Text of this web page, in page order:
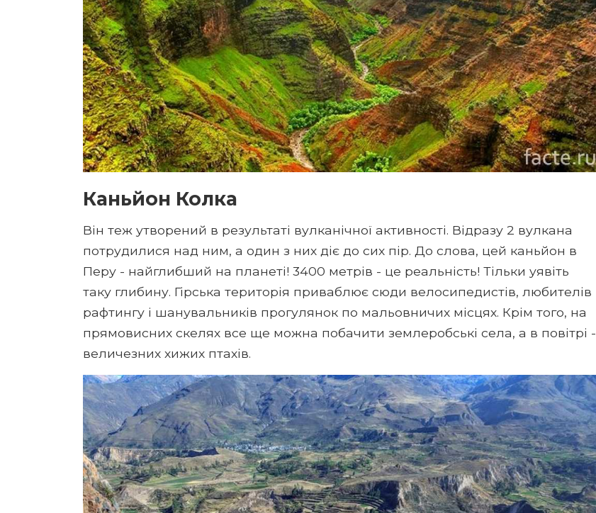
Каньйон Колка
Він теж утворений в результаті вулканічної активності. Відразу 2 вулкана
потрудилися над ним, а один з них діє до сих пір. До слова, цей каньйон в
Перу - найглибший на планеті! 3400 метрів - це реальність! Тільки уявіть
таку глибину. Гірська територія приваблює сюди велосипедистів, любителів
рафтингу і шанувальників прогулянок по мальовничих місцях. Крім того, на
прямовисних скелях все ще можна побачити землеробські села, а в повітрі -
величезних хижих птахів.